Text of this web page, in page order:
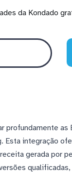
da Kondado
integração
gerada por